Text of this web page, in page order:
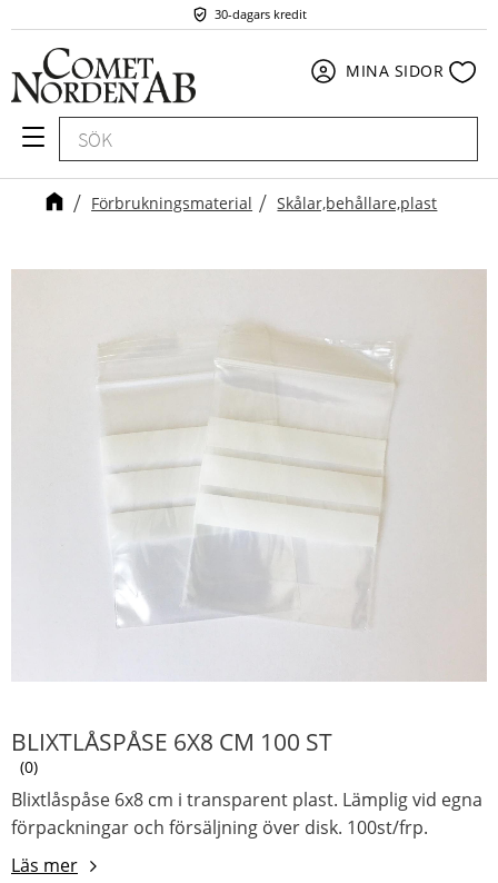
Meny
30-dagars kredit
MINA SIDOR
Förbrukningsmaterial Skålar,behållare,plast
BLIXTLÅSPÅSE 6X8 CM 100 ST
0
Blixtlåspåse 6x8 cm i transparent plast. Lämplig vid egna
förpackningar och försäljning över disk. 100st/frp.
Läs mer